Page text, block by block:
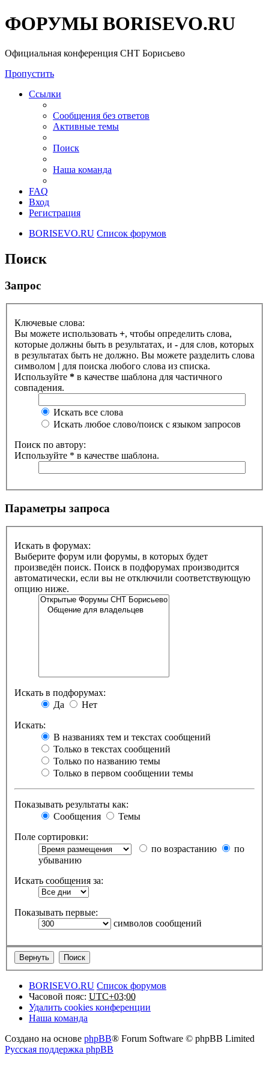
ФОРУМЫ BORISEVO.RU
Официальная конференция СНТ Борисьево
Пропустить
Ссылки
Сообщения без ответов
Активные темы
Поиск
Наша команда
FAQ
Вход
Регистрация
BORISEVO.RU Список форумов
Поиск
Запрос
Ключевые слова:
Вы можете использовать +, чтобы определить слова,
которые должны быть в результатах, и - для слов, которых
в результатах быть не должно. Вы можете разделить слова
символом | для поиска любого слова из списка.
Используйте * в качестве шаблона для частичного
совпадения.
Искать все слова
Искать любое слово/поиск с языком запросов
Поиск по автору:
Используйте * в качестве шаблона.
Параметры запроса
Искать в форумах:
Выберите форум или форумы, в которых будет
произведён поиск. Поиск в подфорумах производится
автоматически, если вы не отключили соответствующую
опцию ниже.
Искать в подфорумах:
Да
Нет
Искать:
В названиях тем и текстах сообщений
Только в текстах сообщений
Только по названию темы
Только в первом сообщении темы
Показывать результаты как:
Сообщения
Темы
Поле сортировки:
по возрастанию
по
убыванию
Искать сообщения за:
Показывать первые:
символов сообщений
BORISEVO.RU Список форумов
Часовой пояс: UTC+03:00
Удалить cookies конференции
Наша команда
Создано на основе phpBB® Forum Software © phpBB Limited
Русская поддержка phpBB